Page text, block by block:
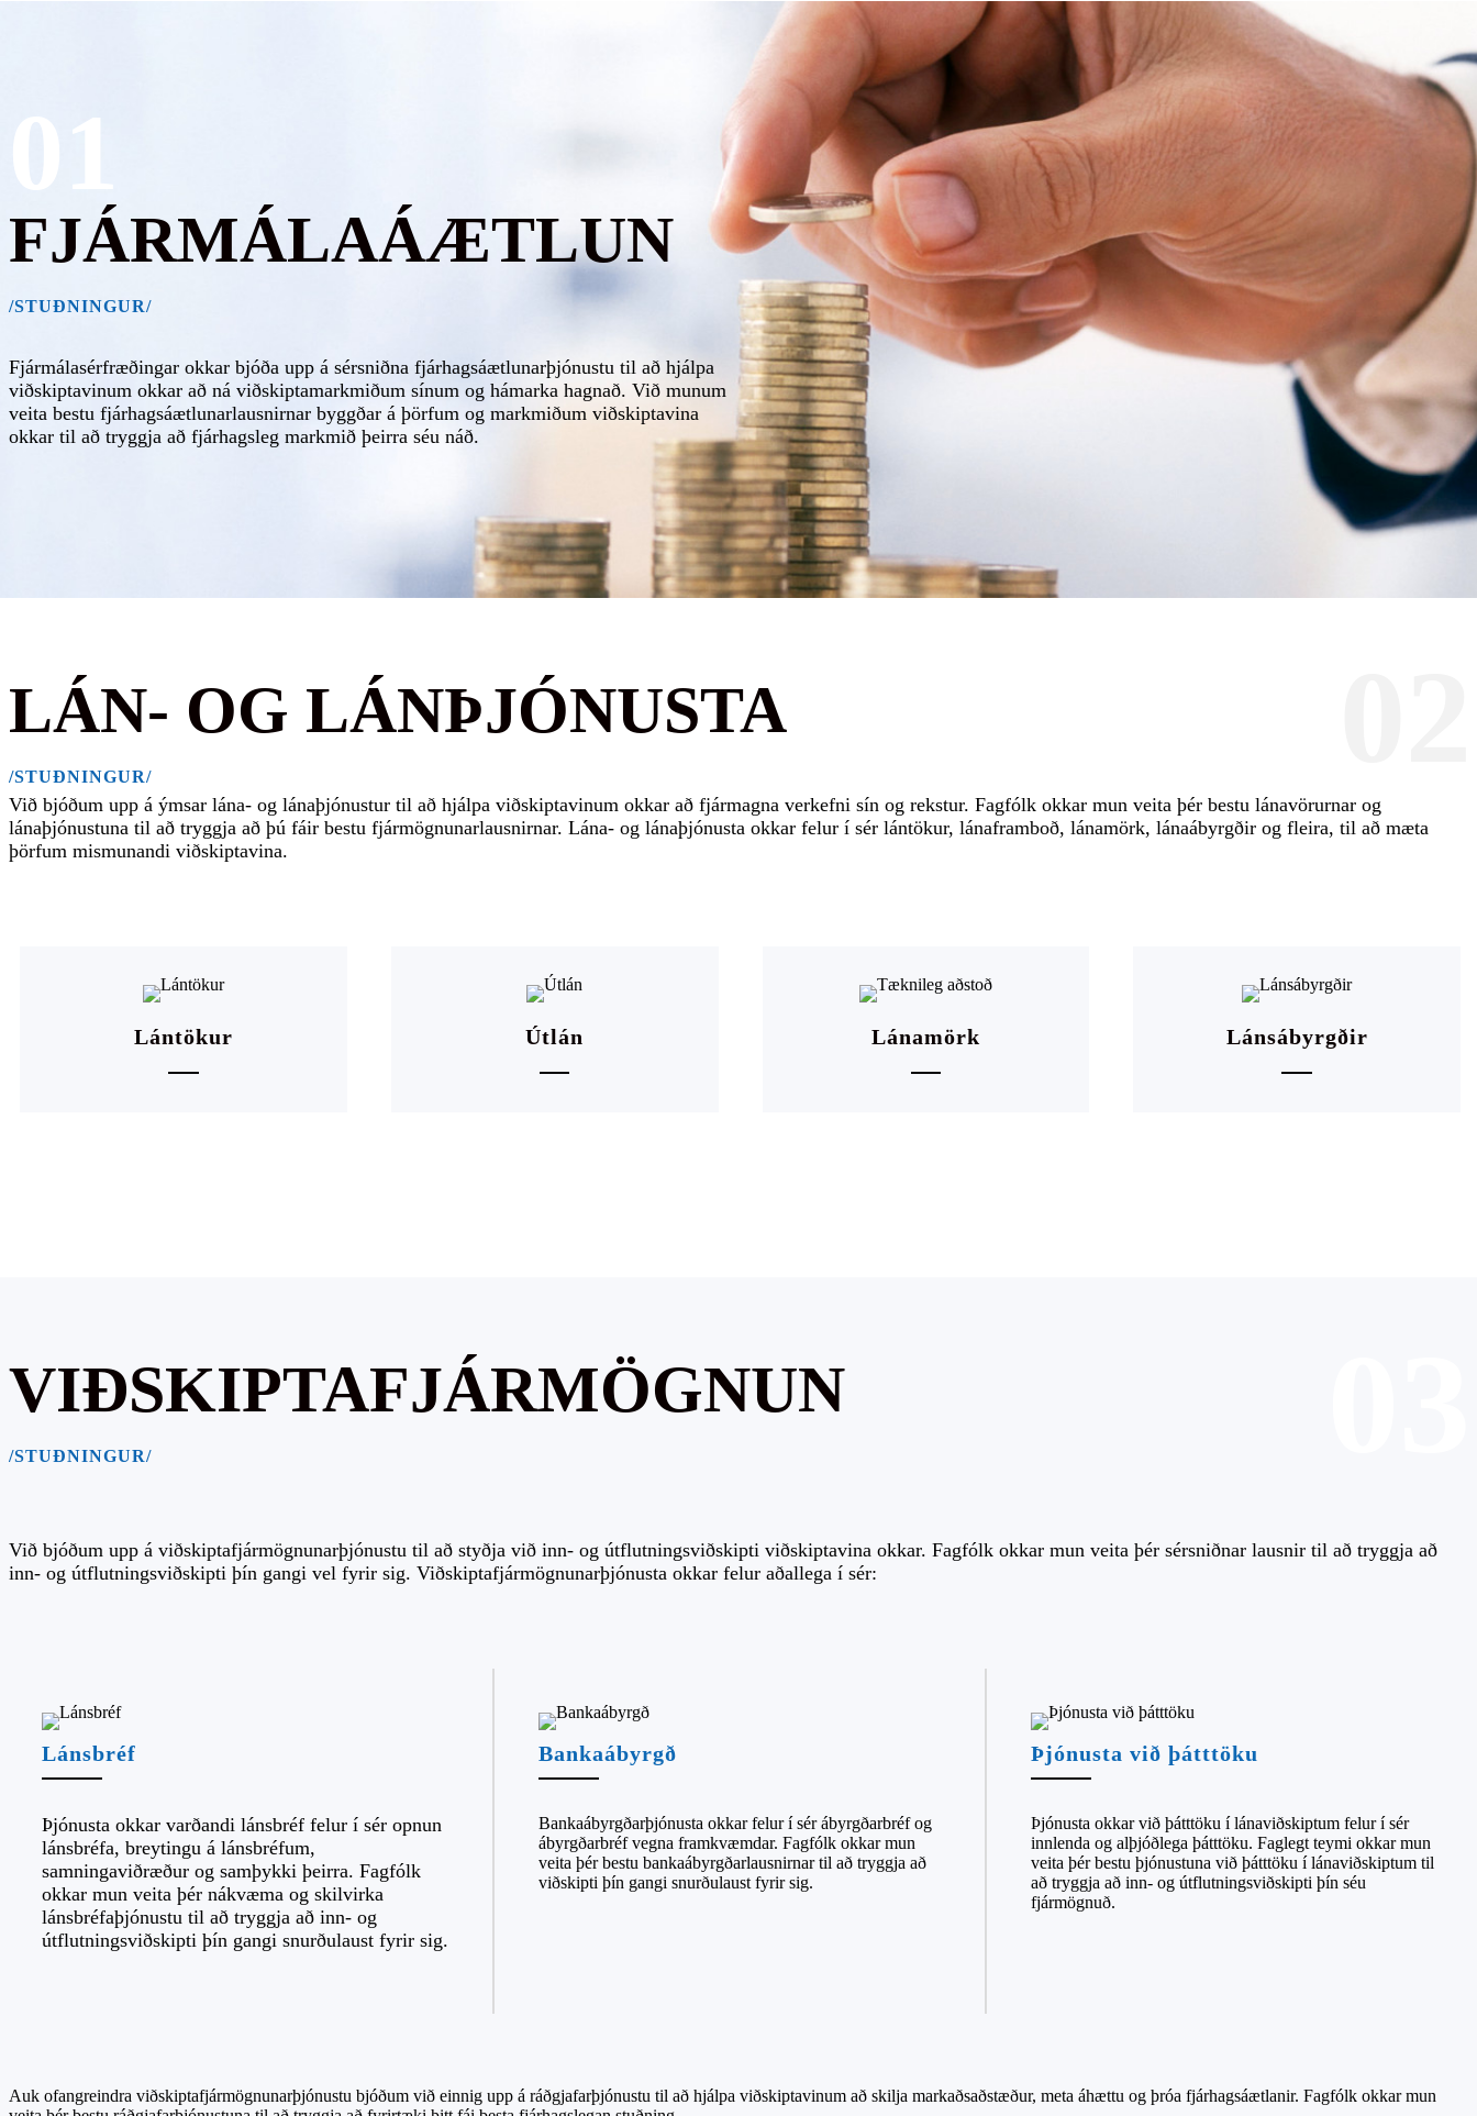
01
FJÁRMÁLAÁÆTLUN
/STUÐNINGUR/
Fjármálasérfræðingar okkar bjóða upp á sérsniðna fjárhagsáætlunarþjónustu til að hjálpa
viðskiptavinum okkar að ná viðskiptamarkmiðum sínum og hámarka hagnað. Við munum
veita bestu fjárhagsáætlunarlausnirnar byggðar á þörfum og markmiðum viðskiptavina
okkar til að tryggja að fjárhagsleg markmið þeirra séu náð.
LÁN- OG LÁNÞJÓNUSTA
/STUÐNINGUR/
Við bjóðum upp á ýmsar lána- og lánaþjónustur til að hjálpa viðskiptavinum okkar að fjármagna verkefni sín og rekstur. Fagfólk okkar mun veita þér bestu lánavörurnar og
lánaþjónustuna til að tryggja að þú fáir bestu fjármögnunarlausnirnar. Lána- og lánaþjónusta okkar felur í sér lántökur, lánaframboð, lánamörk, lánaábyrgðir og fleira, til að mæta
þörfum mismunandi viðskiptavina.
Lántökur Útlán Lánamörk Lánsábyrgðir
VIÐSKIPTAFJÁRMÖGNUN
/STUÐNINGUR/
Við bjóðum upp á viðskiptafjármögnunarþjónustu til að styðja við inn- og útflutningsviðskipti viðskiptavina okkar. Fagfólk okkar mun veita þér sérsniðnar lausnir til að tryggja að
inn- og útflutningsviðskipti þín gangi vel fyrir sig. Viðskiptafjármögnunarþjónusta okkar felur aðallega í sér:
Lánsbréf
Þjónusta okkar varðandi lánsbréf felur í sér opnun
lánsbréfa, breytingu á lánsbréfum,
samningaviðræður og samþykki þeirra. Fagfólk
okkar mun veita þér nákvæma og skilvirka
lánsbréfaþjónustu til að tryggja að inn- og
útflutningsviðskipti þín gangi snurðulaust fyrir sig.
Bankaábyrgð
Bankaábyrgðarþjónusta okkar felur í sér ábyrgðarbréf og
ábyrgðarbréf vegna framkvæmdar. Fagfólk okkar mun
veita þér bestu bankaábyrgðarlausnirnar til að tryggja að
viðskipti þín gangi snurðulaust fyrir sig.
Þjónusta við þátttöku
Þjónusta okkar við þátttöku í lánaviðskiptum felur í sér
innlenda og alþjóðlega þátttöku. Faglegt teymi okkar mun
veita þér bestu þjónustuna við þátttöku í lánaviðskiptum til
að tryggja að inn- og útflutningsviðskipti þín séu
fjármögnuð.
Auk ofangreindra viðskiptafjármögnunarþjónustu bjóðum við einnig upp á ráðgjafarþjónustu til að hjálpa viðskiptavinum að skilja markaðsaðstæður, meta áhættu og þróa fjárhagsáætlanir. Fagfólk okkar mun